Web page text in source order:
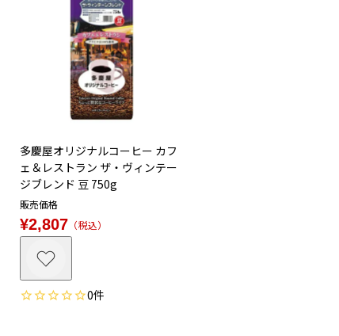
多慶屋オリジナルコーヒー カフ
ェ＆レストラン ザ・ヴィンテー
ジブレンド 豆 750g
販売価格
¥2,807 税込
0